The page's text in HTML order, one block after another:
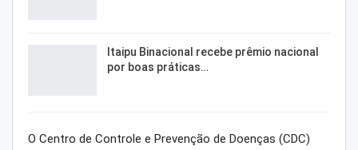
Itaipu Binacional recebe prêmio nacional
por boas práticas…
O Centro de Controle e Prevenção de Doenças (CDC)